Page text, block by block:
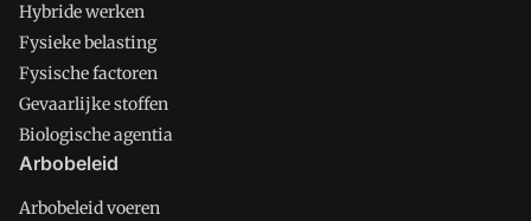
Hybride werken
Fysieke belasting
Fysische factoren
Gevaarlijke stoffen
Biologische agentia
Arbobeleid
Arbobeleid voeren